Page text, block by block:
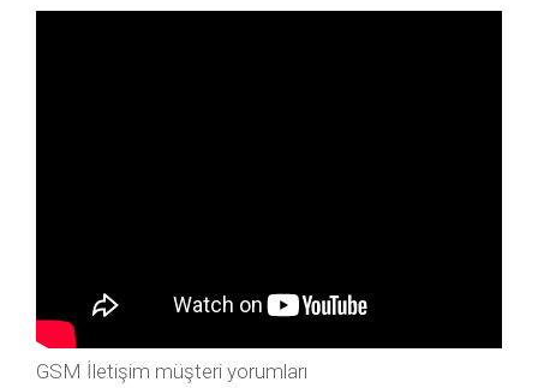
GSM İletişim müşteri yorumları